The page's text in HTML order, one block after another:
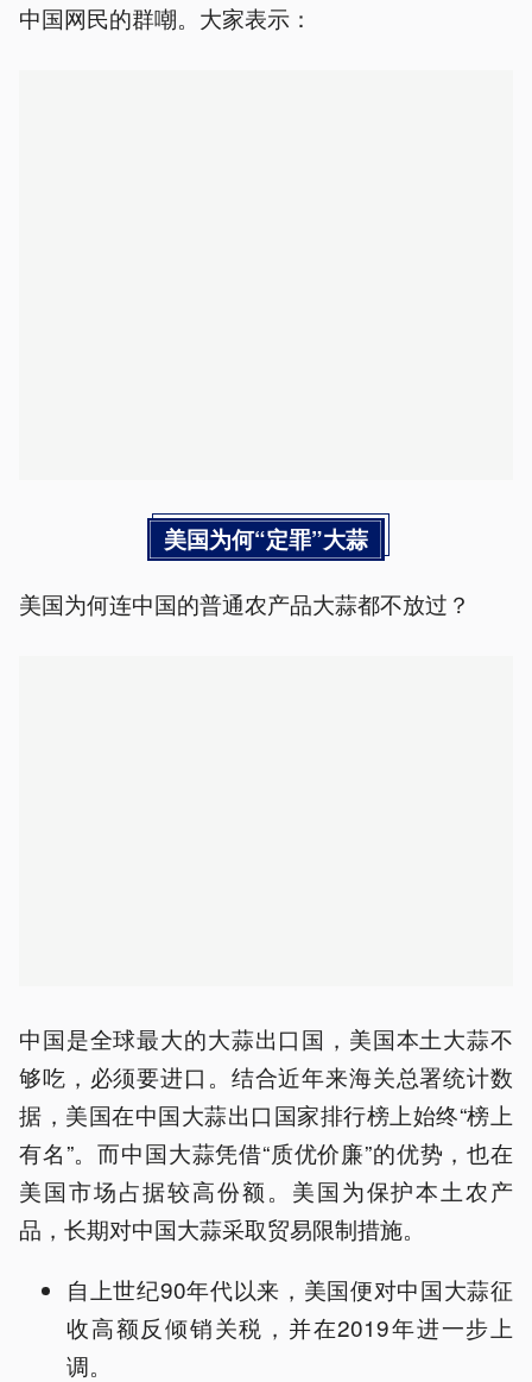
中国网民的群嘲。大家表示：
美国为何“定罪”大蒜
美国为何连中国的普通农产品大蒜都不放过？
中国是全球最大的大蒜出口国，美国本土大蒜不
够吃，必须要进口。结合近年来海关总署统计数
据，美国在中国大蒜出口国家排行榜上始终“榜上
有名”。而中国大蒜凭借“质优价廉”的优势，也在
美国市场占据较高份额。美国为保护本土农产
品，长期对中国大蒜采取贸易限制措施。
自上世纪90年代以来，美国便对中国大蒜征
收高额反倾销关税，并在2019年进一步上
调。